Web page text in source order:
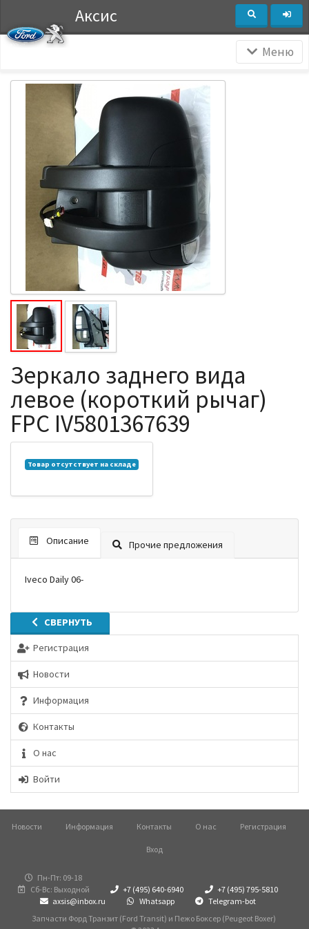
Аксис
Меню
СВЕРНУТЬ
Регистрация
Новости
Информация
Контакты
О нас
Войти
Зеркало заднего вида
левое (короткий рычаг)
FPC IV5801367639
Товар отсутствует на складе
Описание Прочие предложения
Iveco Daily 06-
Новости Информация Контакты О нас Регистрация
Вход
Пн-Пт: 09-18
Сб-Вс: Выходной
+7 (495) 640-6940
+7 (495) 795-5810
axsis@inbox.ru
Whatsapp
Telegram-bot
Запчасти Форд Транзит (Ford Transit) и Пежо Боксер (Peugeot Boxer)